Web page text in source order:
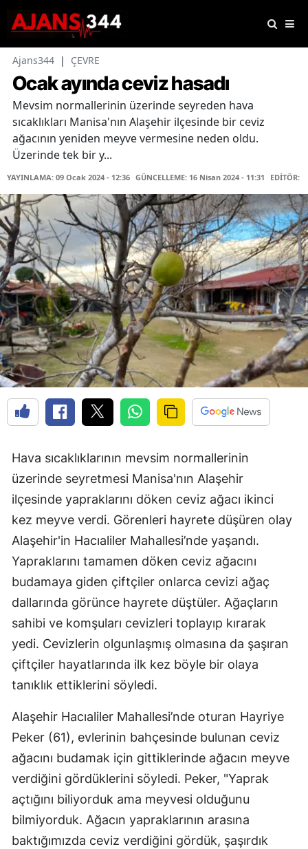
Ajans344 | ÇEVRE
Ocak ayında ceviz hasadı
Mevsim normallerinin üzerinde seyreden hava
sıcaklıkları Manisa'nın Alaşehir ilçesinde bir ceviz
ağacının yeniden meyve vermesine neden oldu.
Üzerinde tek bir y...
YAYINLAMA: 09 Ocak 2024 - 12:36 GÜNCELLEME: 16 Nisan 2024 - 11:31 EDİTÖR:
Hava sıcaklıklarının mevsim normallerinin
üzerinde seyretmesi Manisa'nın Alaşehir
ilçesinde yapraklarını döken ceviz ağacı ikinci
kez meyve verdi. Görenleri hayrete düşüren olay
Alaşehir'in Hacıaliler Mahallesi’nde yaşandı.
Yapraklarını tamamen döken ceviz ağacını
budamaya giden çiftçiler onlarca cevizi ağaç
dallarında görünce hayrete düştüler. Ağaçların
sahibi ve komşuları cevizleri toplayıp kırarak
yedi. Cevizlerin olgunlaşmış olmasına da şaşıran
çiftçiler hayatlarında ilk kez böyle bir olaya
tanıklık ettiklerini söyledi.
Alaşehir Hacıaliler Mahallesi’nde oturan Hayriye
Peker (61), evlerinin bahçesinde bulunan ceviz
ağacını budamak için gittiklerinde ağacın meyve
verdiğini gördüklerini söyledi. Peker, "Yaprak
açtığını biliyorduk ama meyvesi olduğunu
bilmiyorduk. Ağacın yapraklarının arasına
baktığımızda ceviz verdiğini gördük, şaşırdık